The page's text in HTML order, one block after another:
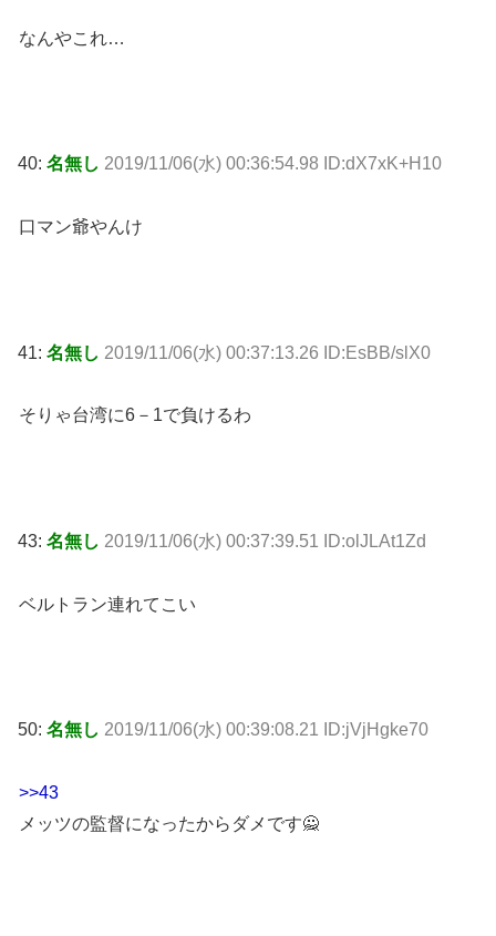
なんやこれ…
40: 名無し 2019/11/06(水) 00:36:54.98 ID:dX7xK+H10
口マン爺やんけ
41: 名無し 2019/11/06(水) 00:37:13.26 ID:EsBB/slX0
そりゃ台湾に6－1で負けるわ
43: 名無し 2019/11/06(水) 00:37:39.51 ID:olJLAt1Zd
ベルトラン連れてこい
50: 名無し 2019/11/06(水) 00:39:08.21 ID:jVjHgke70
>>43
メッツの監督になったからダメです🙅